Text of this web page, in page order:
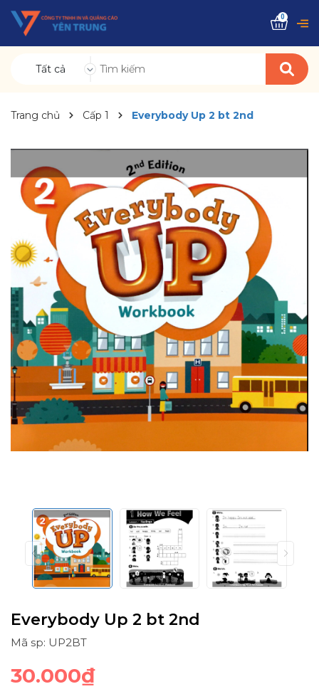
Tất cả
0
Trang chủ Cấp 1 Everybody Up 2 bt 2nd
Everybody Up 2 bt 2nd
Mã sp: UP2BT
30.000₫